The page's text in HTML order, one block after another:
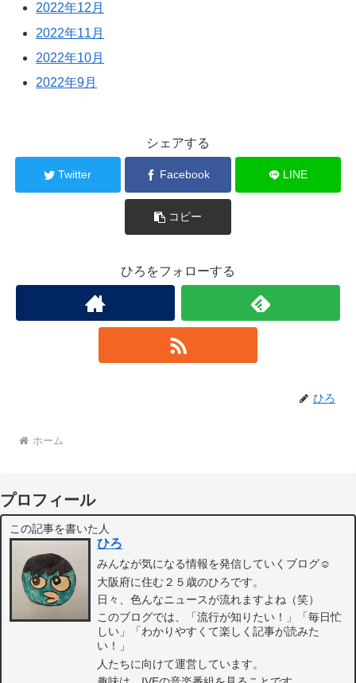
2022年12月
2022年11月
2022年10月
2022年9月
シェアする
Twitter Facebook LINE
コピー
ひろをフォローする
ひろ
ホーム
プロフィール
この記事を書いた人
ひろ
みんなが気になる情報を発信していくブログ☺
大阪府に住む２５歳のひろです。
日々、色んなニュースが流れますよね（笑）
このブログでは、「流行が知りたい！」「毎日忙
しい」「わかりやすくて楽しく記事が読みた
い！」
人たちに向けて運営しています。